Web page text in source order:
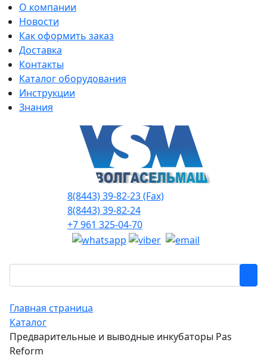
О компании
Новости
Как оформить заказ
Доставка
Контакты
Каталог оборудования
Инструкции
Знания
8(8443) 39-82-23 (Fax)
8(8443) 39-82-24
+7 961 325-04-70
Главная страница
Каталог
Предварительные и выводные инкубаторы Pas
Reform